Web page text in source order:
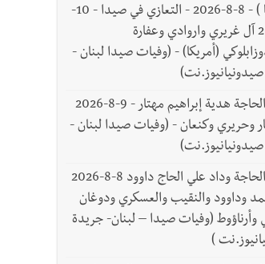
(أريزونا ) - 8-8-2026 - التعازي في صيدا - 10-
8-2026 آل غريري واروادي وعفارة
(أمريكا) - (وفيات صيدا لبنان -
وفاة الحاجة هدية إبراهيم مهتار - 9-8-2026
وحريري وكنعان - (وفيات صيدا لبنان -
وفاة الحاجة وداد علي الحاج داوود 8-8-2026
وداوود والنقيب والعسكري ودوغان
وأرناؤوط (وفيات صيدا – لبنان- جريدة
)